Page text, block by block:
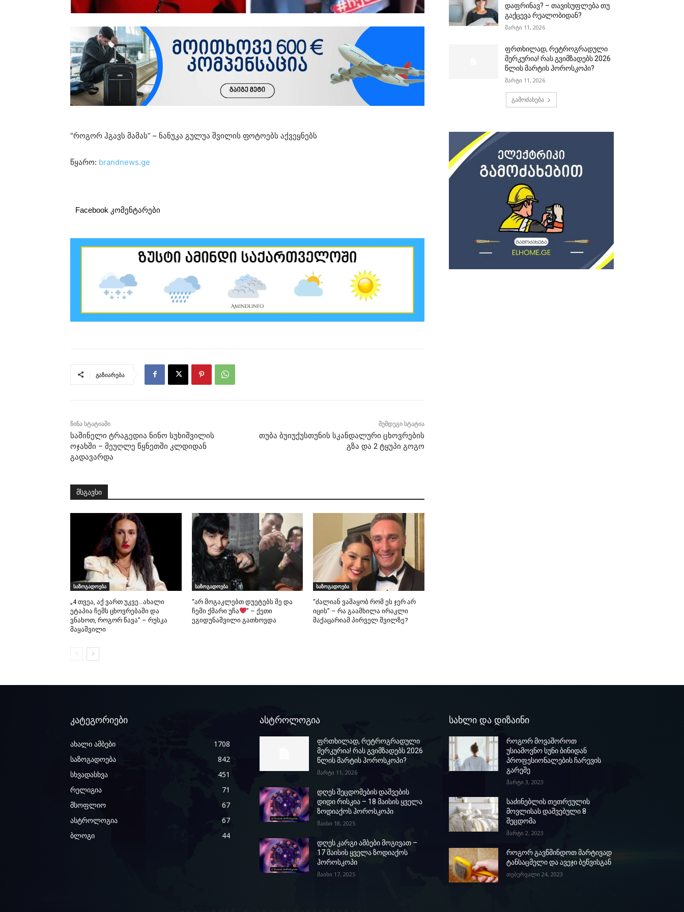
“როგორ ჰგავს მამას” – ნანუკა გულუა შვილის ფოტოებს აქვეყნებს
წყარო: brandnews.ge
Facebook კომენტარები
გაზიარება
წინა სტატიაში
საშინელი ტრაგედია ნინო სუხიშვილის
ოჯახში – მეუღლე წყნეთში კლდიდან
გადავარდა
შემდეგი სტატია
თუბა ბუიუქუსთუნის სკანდალური ცხოვრების
გზა და 2 ტყუპი გოგო
მსგავსი
საზოგადოება
„4 თვეა, აქ ვართ უკვე…ახალი
ეტაპია ჩემს ცხოვრებაში და
ვნახოთ, როგორ წავა” – რუსკა
მაყაშვილი
საზოგადოება
“არ მოგაკლებთ დუეტებს მე და
ჩემი ქმარი უჩა
” – ქეთი
ეგიდუნაშვილი გათხოვდა
საზოგადოება
“ძალიან ვამაყობ რომ ეს ჯერ არ
იცის” – რა გაამხილა ირაკლი
მაქაცარიამ პირველ შვილზე?
დაფრინავ? – თავისუფლება თუ
გაქცევა რეალობიდან?
მარტი 11, 2026
ფრთხილად, რეტროგრადული
მერკურია! რას გვიმზადებს 2026
წლის მარტის ჰოროსკოპი?
მარტი 11, 2026
გამოძახება
კატეგორიები
ახალი ამბები
1708
საზოგადოება
842
სხვადასხვა
451
რელიგია
71
მსოფლიო
67
ასტროლოგია
67
ბლოგი
44
ასტროლოგია
ფრთხილად, რეტროგრადული
მერკურია! რას გვიმზადებს 2026
წლის მარტის ჰოროსკოპი?
მარტი 11, 2026
დღეს შეცდომების დაშვების
დიდი რისკია – 18 მაისის ყველა
ზოდიაქოს ჰოროსკოპი
მაისი 18, 2025
დღეს კარგი ამბები მოგივათ –
17 მაისის ყველა ზოდიაქოს
ჰოროსკოპი
მაისი 17, 2025
სახლი და დიზაინი
როგორ მოვაშოროთ
უსიამოვნო სუნი ბინიდან
პროფესიონალების ჩარევის
გარეშე
მარტი 3, 2023
საძინებლის თეთრეულის
მოვლისას დაშვებული 8
შეცდომა
მარტი 2, 2023
როგორ გავწმინდოთ მარტივად
ტანსაცმელი და ავეჯი ბეწვისგან
თებერვალი 24, 2023